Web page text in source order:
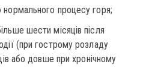
процесу горя;
шести місяців після
(при гострому розладу
або довше при хронічному